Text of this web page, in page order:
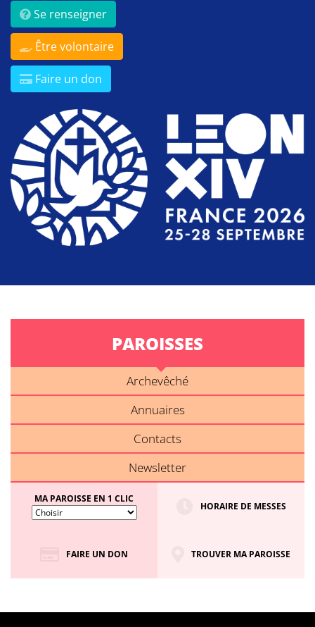
Se renseigner
Être volontaire
Faire un don
PAROISSES
Archevêché
Annuaires
Contacts
Newsletter
MA PAROISSE EN 1 CLIC
HORAIRE DE MESSES
FAIRE UN DON TROUVER MA PAROISSE